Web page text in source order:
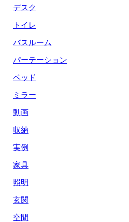
デスク
トイレ
バスルーム
パーテーション
ベッド
ミラー
動画
収納
実例
家具
照明
玄関
空間